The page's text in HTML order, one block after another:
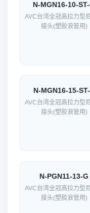
N-MGN16-10-
AVC台湾全冠高拉力型
接头(塑胶浪管用)
N-MGN16-15-
AVC台湾全冠高拉力型
接头(塑胶浪管用)
N-PGN11-13-G
AVC台湾全冠高拉力型
接头(塑胶浪管用)